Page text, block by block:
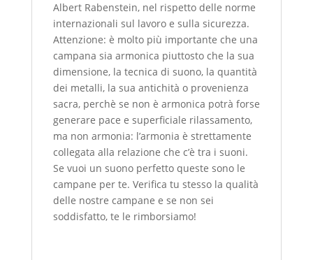
Albert Rabenstein, nel rispetto delle norme
internazionali sul lavoro e sulla sicurezza.
Attenzione: è molto più importante che una
campana sia armonica piuttosto che la sua
dimensione, la tecnica di suono, la quantità
dei metalli, la sua antichità o provenienza
sacra, perchè se non è armonica potrà forse
generare pace e superficiale rilassamento,
ma non armonia: l’armonia è strettamente
collegata alla relazione che c’è tra i suoni.
Se vuoi un suono perfetto queste sono le
campane per te. Verifica tu stesso la qualità
delle nostre campane e se non sei
soddisfatto, te le rimborsiamo!